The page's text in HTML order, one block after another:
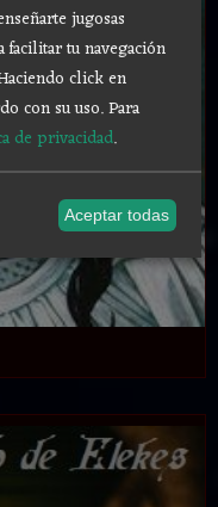
jugosas
facilitar tu navegación
click en
con su uso.Para
de privacidad.
Aceptar todas